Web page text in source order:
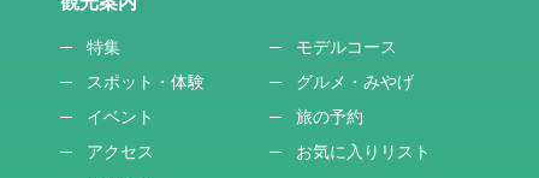
特集
モデルコース
スポット・体験
グルメ・みやげ
イベント
旅の予約
アクセス
お気に入りリスト